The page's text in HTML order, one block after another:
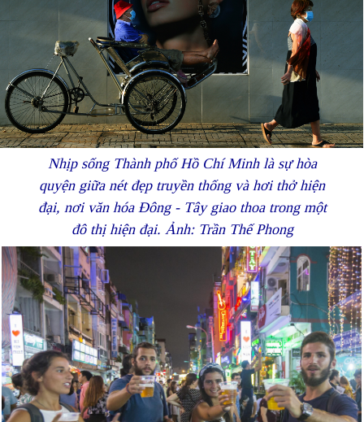
Nhịp sống Thành phố Hồ Chí Minh là sự hòa
quyện giữa nét đẹp truyền thống và hơi thở hiện
đại, nơi văn hóa Đông - Tây giao thoa trong một
đô thị hiện đại. Ảnh: Trần Thế Phong